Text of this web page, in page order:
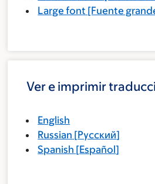
Large font [Fuente
Ver e imprimir
English
Russian [Русский]
Spanish [Español]